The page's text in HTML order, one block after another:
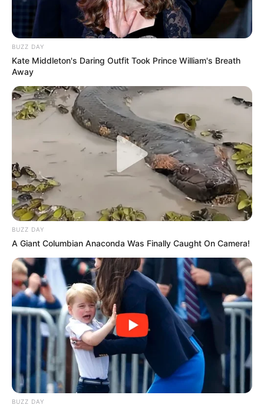
BUZZ DAY
Kate Middleton's Daring Outfit Took Prince William's Breath
Away
BUZZ DAY
A Giant Columbian Anaconda Was Finally Caught On Camera!
BUZZ DAY